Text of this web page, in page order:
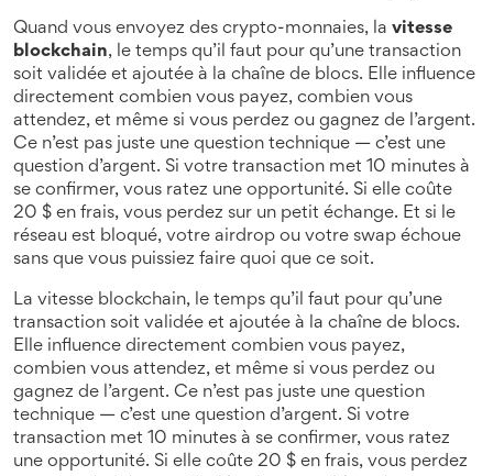
Quand vous envoyez des crypto-monnaies, la vitesse
blockchain, le temps qu’il faut pour qu’une transaction
soit validée et ajoutée à la chaîne de blocs. Elle influence
directement combien vous payez, combien vous
attendez, et même si vous perdez ou gagnez de l’argent.
Ce n’est pas juste une question technique — c’est une
question d’argent. Si votre transaction met 10 minutes à
se confirmer, vous ratez une opportunité. Si elle coûte
20 $ en frais, vous perdez sur un petit échange. Et si le
réseau est bloqué, votre airdrop ou votre swap échoue
sans que vous puissiez faire quoi que ce soit.
La vitesse blockchain, le temps qu’il faut pour qu’une
transaction soit validée et ajoutée à la chaîne de blocs.
Elle influence directement combien vous payez,
combien vous attendez, et même si vous perdez ou
gagnez de l’argent. Ce n’est pas juste une question
technique — c’est une question d’argent. Si votre
transaction met 10 minutes à se confirmer, vous ratez
une opportunité. Si elle coûte 20 $ en frais, vous perdez